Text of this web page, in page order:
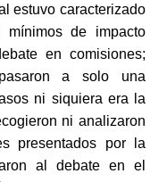
estuvo caracterizado
de impacto
en comisiones;
a solo una
ni siquiera era la
ni analizaron
presentados por la
al debate en el